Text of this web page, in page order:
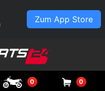
Zum App Store
0 0